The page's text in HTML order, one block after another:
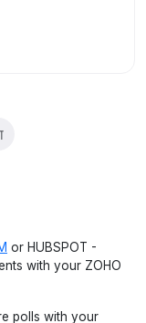
or HUBSPOT -
with your ZOHO
polls with your